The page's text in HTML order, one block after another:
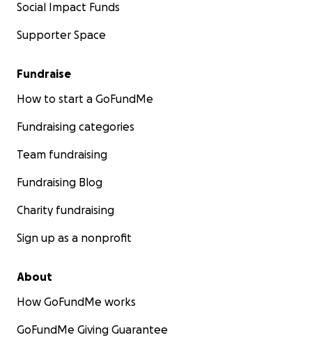
Social Impact Funds
Supporter Space
Fundraise
How to start a GoFundMe
Fundraising categories
Team fundraising
Fundraising Blog
Charity fundraising
Sign up as a nonprofit
About
How GoFundMe works
GoFundMe Giving Guarantee